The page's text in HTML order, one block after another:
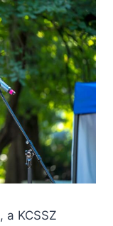
, a KCSSZ